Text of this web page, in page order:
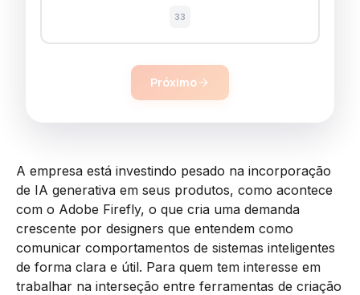
33
Próximo
A empresa está investindo pesado na incorporação
de IA generativa em seus produtos, como acontece
com o Adobe Firefly, o que cria uma demanda
crescente por designers que entendem como
comunicar comportamentos de sistemas inteligentes
de forma clara e útil. Para quem tem interesse em
trabalhar na interseção entre ferramentas de criação